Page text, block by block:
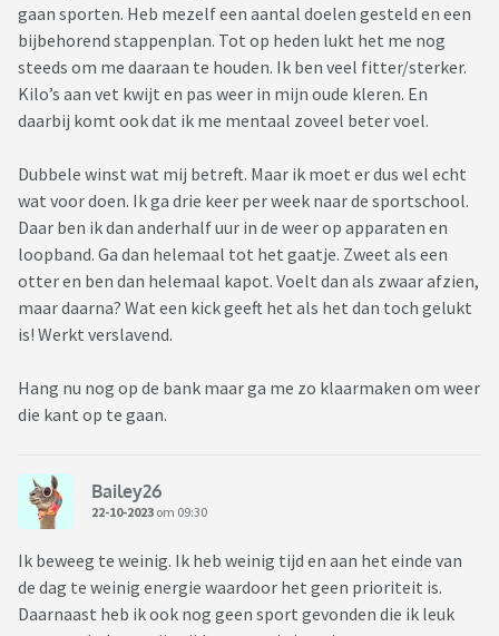
gaan sporten. Heb mezelf een aantal doelen gesteld en een
bijbehorend stappenplan. Tot op heden lukt het me nog
steeds om me daaraan te houden. Ik ben veel fitter/sterker.
Kilo’s aan vet kwijt en pas weer in mijn oude kleren. En
daarbij komt ook dat ik me mentaal zoveel beter voel.
Dubbele winst wat mij betreft. Maar ik moet er dus wel echt
wat voor doen. Ik ga drie keer per week naar de sportschool.
Daar ben ik dan anderhalf uur in de weer op apparaten en
loopband. Ga dan helemaal tot het gaatje. Zweet als een
otter en ben dan helemaal kapot. Voelt dan als zwaar afzien,
maar daarna? Wat een kick geeft het als het dan toch gelukt
is! Werkt verslavend.
Hang nu nog op de bank maar ga me zo klaarmaken om weer
die kant op te gaan.
Bailey26
22-10-2023 om 09:30
Ik beweeg te weinig. Ik heb weinig tijd en aan het einde van
de dag te weinig energie waardoor het geen prioriteit is.
Daarnaast heb ik ook nog geen sport gevonden die ik leuk